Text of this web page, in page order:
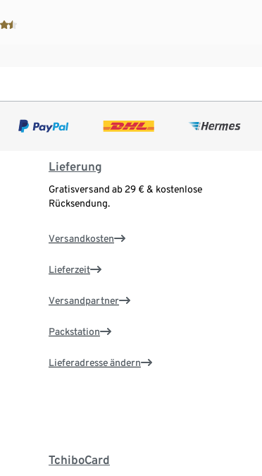
Lieferung
Gratisversand ab 29 € & kostenlose
Rücksendung.
Versandkosten
Lieferzeit
Versandpartner
Packstation
Lieferadresse ändern
TchiboCard